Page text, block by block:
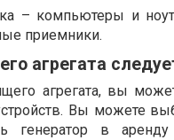
– компьютеры и
приемники.
агрегата
агрегата, вы
Вы можете
генератор в